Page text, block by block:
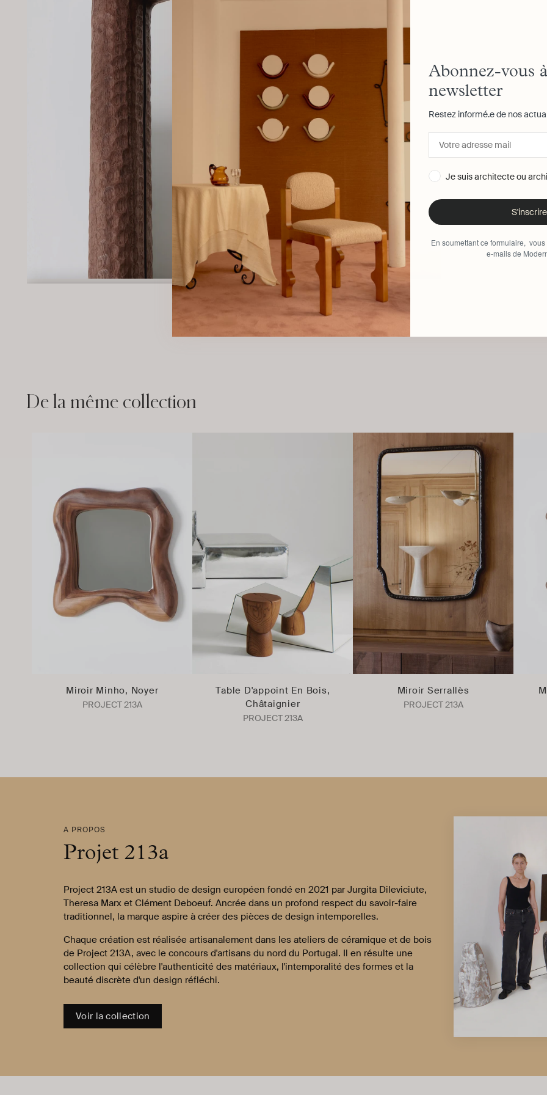
De la même collection
Miroir Minho, Noyer
PROJECT 213A
Table D'appoint En Bois,
Châtaignier
PROJECT 213A
Miroir Serrallès
PROJECT 213A
A PROPOS
Projet 213a
Project 213A est un studio de design européen fondé en 2021 par Jurgita Dileviciute,
Theresa Marx et Clément Deboeuf. Ancrée dans un profond respect du savoir-faire
traditionnel, la marque aspire à créer des pièces de design intemporelles.
Chaque création est réalisée artisanalement dans les ateliers de céramique et de bois
de Project 213A, avec le concours d'artisans du nord du Portugal. Il en résulte une
collection qui célèbre l'authenticité des matériaux, l'intemporalité des formes et la
beauté discrète d'un design réfléchi.
Voir la collection
Abonnez-vous
newsletter
Restez informé.e de nos
Je suis architecte ou
S'inscrire
En soumettant ce formulaire,
e-mails de